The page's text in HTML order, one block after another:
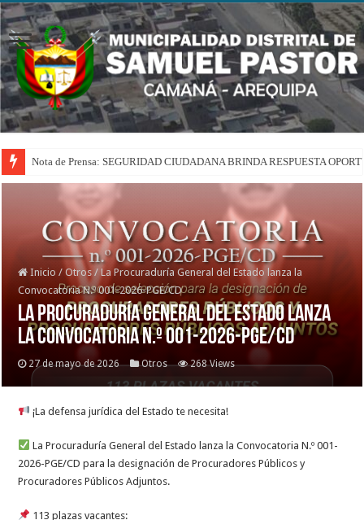
Nota de Prensa: SEGURIDAD CIUDADANA BRINDA RESPUESTA
Inicio / Otros / La Procuraduría General del Estado lanza la
Convocatoria N.º 001-2026-PGE/CD
La Procuraduría General del Estado lanza
la Convocatoria N.º 001-2026-PGE/CD
27 de mayo de 2026 Otros 268 Views
¡La defensa jurídica del Estado te necesita!
La Procuraduría General del Estado lanza la Convocatoria N.º 001-
2026-PGE/CD para la designación de Procuradores Públicos y
Procuradores Públicos Adjuntos.
113 plazas vacantes: